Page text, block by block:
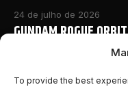
To provide the best
24 de julho de 2026
GUNDAM ROGUE
COMPARTILHADO